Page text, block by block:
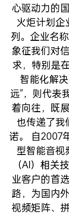
心驱动力的
火炬计划企
列。企业名
象征我们对
求，特别是
智能化解
远"，则代表
着向往，既
也传递了我
诺。
自2007
型智能音视
（AI）相关
业客户的首
路，为国内
视频矩阵、